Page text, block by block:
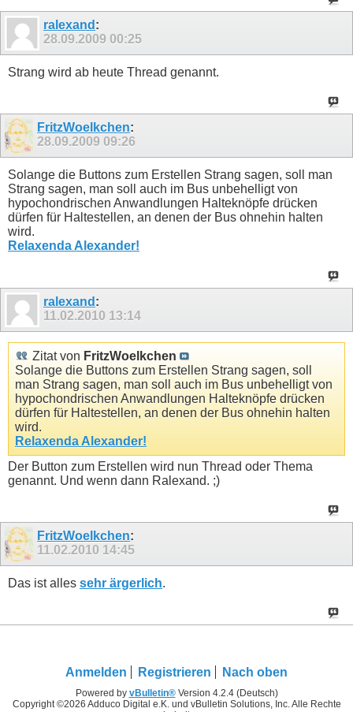
ralexand :
28.09.2009 00:25
Strang wird ab heute Thread genannt.
FritzWoelkchen:
28.09.2009 09:26
Solange die Buttons zum Erstellen Strang sagen, soll man
Strang sagen, man soll auch im Bus unbehelligt von
hypochondrischen Anwandlungen Halteknöpfe drücken
dürfen für Haltestellen, an denen der Bus ohnehin halten
wird.
Relaxenda Alexander!
ralexand :
11.02.2010 13:14
Zitat von FritzWoelkchen
Solange die Buttons zum Erstellen Strang sagen, soll
man Strang sagen, man soll auch im Bus unbehelligt von
hypochondrischen Anwandlungen Halteknöpfe drücken
dürfen für Haltestellen, an denen der Bus ohnehin halten
wird.
Relaxenda Alexander!
Der Button zum Erstellen wird nun Thread oder Thema
genannt. Und wenn dann Ralexand. ;)
FritzWoelkchen:
11.02.2010 14:45
Das ist alles sehr ärgerlich.
Anmelden Registrieren Nach oben
Powered by vBulletin®Version 4.2.4 (Deutsch)
Copyright ©2026 Adduco Digital e.K. und vBulletin Solutions, Inc. Alle Rechte